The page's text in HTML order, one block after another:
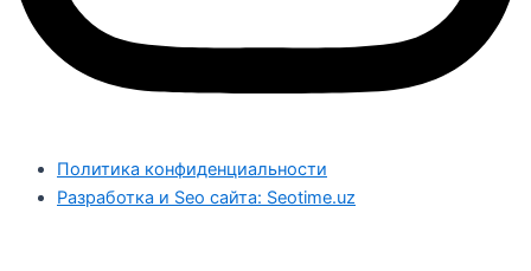
Политика конфиденциальности
Разработка и Seo сайта: Seotime.uz